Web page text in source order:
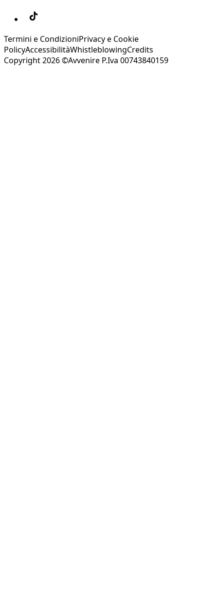
Termini e CondizioniPrivacy e Cookie
PolicyAccessibilitàWhistleblowingCredits
Copyright 2026 ©Avvenire P.Iva 00743840159